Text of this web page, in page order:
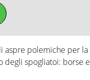
aspre polemiche per la
degli spogliatoi: borse e